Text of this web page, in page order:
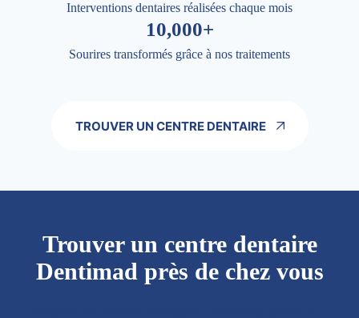
Interventions dentaires réalisées chaque mois
10,000+
Sourires transformés grâce à nos traitements
TROUVER UN CENTRE DENTAIRE
Trouver un centre dentaire
Dentimad près de chez vous